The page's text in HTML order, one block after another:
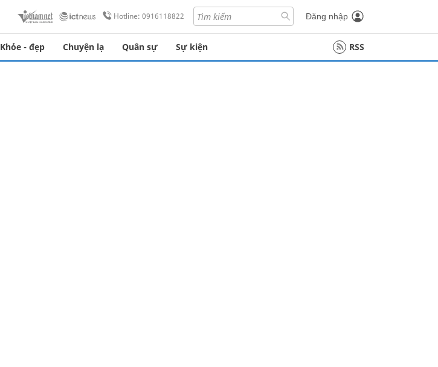
Hotline: 0916118822 Đăng nhập
Khỏe - đẹp Chuyện lạ Quân sự Sự kiện RSS